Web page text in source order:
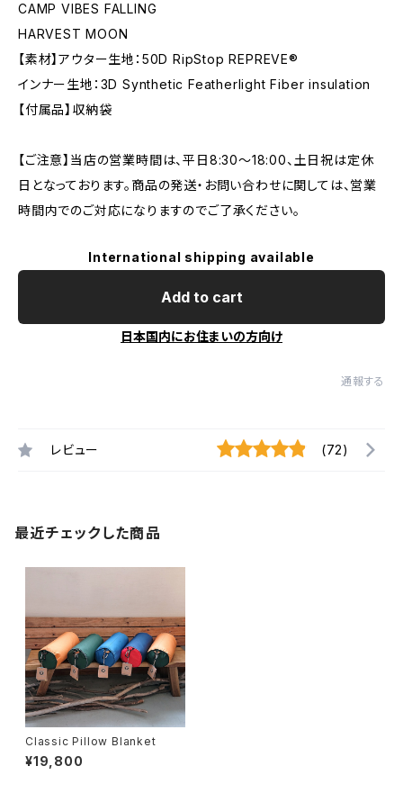
CAMP VIBES FALLING
HARVEST MOON
【素材】アウター生地：50D RipStop REPREVE®
インナー生地：3D Synthetic Featherlight Fiber insulation
【付属品】収納袋
【ご注意】当店の営業時間は、平日8:30～18:00、土日祝は定休
日となっております。商品の発送・お問い合わせに関しては、営業
時間内でのご対応になりますのでご了承ください。
International shipping available
Add to cart
日本国内にお住まいの方向け
通報する
レビュー (72)
最近チェックした商品
Classic Pillow Blanket
¥19,800